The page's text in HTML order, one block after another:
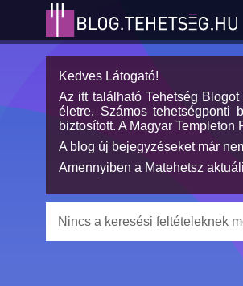
Kedves Látogató!
Az itt található Tehetség
életre. Számos tehetségponti
biztosított. A Magyar
A blog új bejegyzéseket már
Amennyiben a Matehetsz
Nincs a keresési feltételeknek